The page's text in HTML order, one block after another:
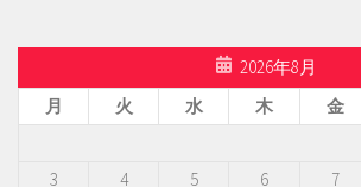
2026年8月
月
火 水 木 金
3
4 5 6 7